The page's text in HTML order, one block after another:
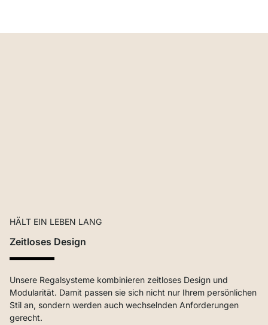
HÄLT EIN LEBEN LANG
Zeitloses Design
Unsere Regalsysteme kombinieren zeitloses Design und
Modularität. Damit passen sie sich nicht nur Ihrem persönlichen
Stil an, sondern werden auch wechselnden Anforderungen
gerecht.